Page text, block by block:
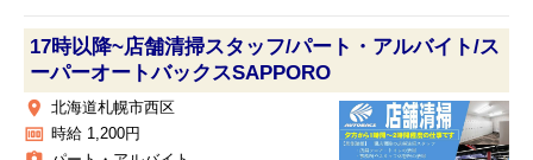
17時以降~店舗清掃スタッフ/パート・アルバイト/ス
ーパーオートバックスSAPPORO
place 北海道札幌市西区
money 時給 1,200円